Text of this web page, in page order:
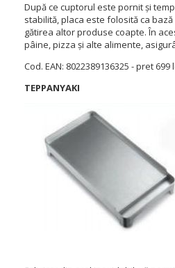
După ce cuptorul este pornit și
stabilită, placa este folosită ca
gătirea altor produse coapte. În
pâine, pizza și alte alimente,
Cod. EAN: 8022389136325 - pret 699
TEPPANYAKI